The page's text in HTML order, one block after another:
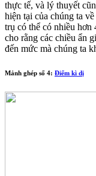
thực tế, và lý thuyết
hiện tại của chúng ta
trụ có thể có nhiều hơn
cho rằng các chiều ẩn
đến mức mà chúng ta
Mảnh ghép số 4: Điểm kì dị